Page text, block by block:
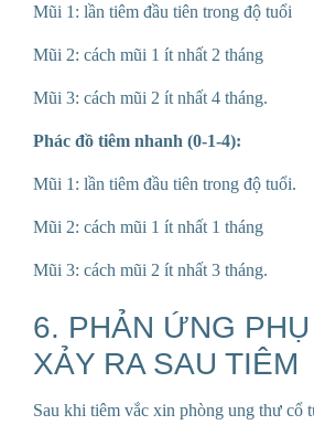
Mũi 1: lần tiêm đầu tiên trong độ tuổi
Mũi 2: cách mũi 1 ít nhất 2 tháng
Mũi 3: cách mũi 2 ít nhất 4 tháng.
Phác đồ tiêm nhanh (0-1-4):
Mũi 1: lần tiêm đầu tiên trong độ tuổi.
Mũi 2: cách mũi 1 ít nhất 1 tháng
Mũi 3: cách mũi 2 ít nhất 3 tháng.
6. PHẢN ỨNG
XẢY RA SAU TIÊM
Sau khi tiêm vắc xin phòng ung thư cổ